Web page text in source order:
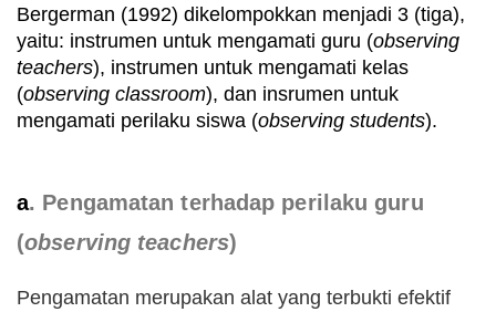
Bergerman (1992) dikelompokkan menjadi 3 (tiga),
yaitu: instrumen untuk mengamati guru (observing
teachers), instrumen untuk mengamati kelas
(observing classroom), dan insrumen untuk
mengamati perilaku siswa (observing students).
a. Pengamatan terhadap perilaku guru
(observing teachers)
Pengamatan merupakan alat yang terbukti efektif